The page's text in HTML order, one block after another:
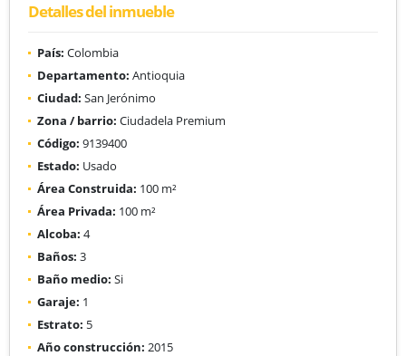
Detalles del inmueble
País: Colombia
Departamento: Antioquia
Ciudad: San Jerónimo
Zona / barrio: Ciudadela Premium
Código: 9139400
Estado: Usado
Área Construida: 100 m²
Área Privada: 100 m²
Alcoba: 4
Baños: 3
Baño medio: Si
Garaje: 1
Estrato: 5
Año construcción: 2015